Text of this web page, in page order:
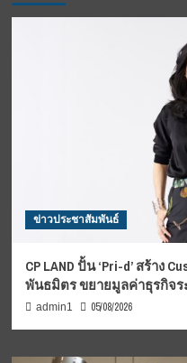
ข่าวประชาสัมพันธ์
CP LAND ปั้น ‘Pri-d’ สร้าง
พันธมิตร ขยายมูลค่าธุรกิจร
admin1 05/08/2026